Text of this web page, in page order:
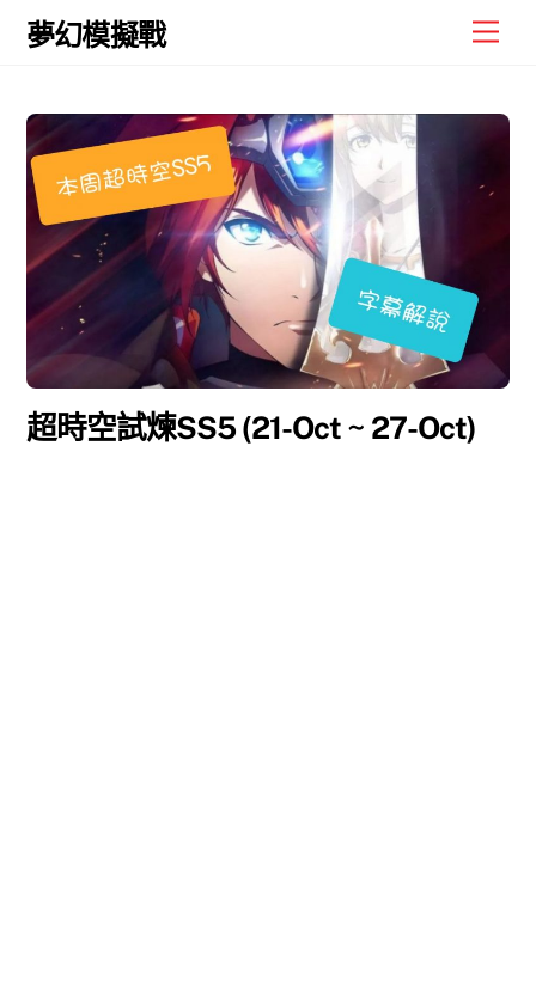
Skip
夢幻模擬戰
超時空試煉SS5 (21-Oct ~ 27-Oct)